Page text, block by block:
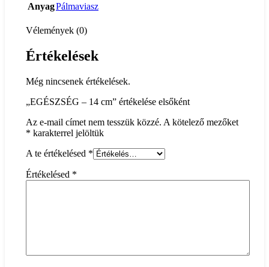
AnyagPálmaviasz
Vélemények (0)
Értékelések
Még nincsenek értékelések.
„EGÉSZSÉG – 14 cm” értékelése elsőként
Az e-mail címet nem tesszük közzé. A kötelező mezőket
* karakterrel jelöltük
A te értékelésed *
Értékelésed *